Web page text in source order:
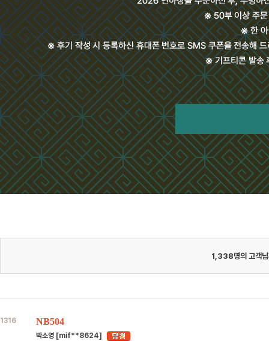
1,338명의 고객
1316 NB504
박소영 [mif**8624]